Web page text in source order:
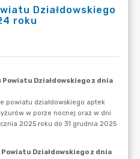
Działdowskiego
roku